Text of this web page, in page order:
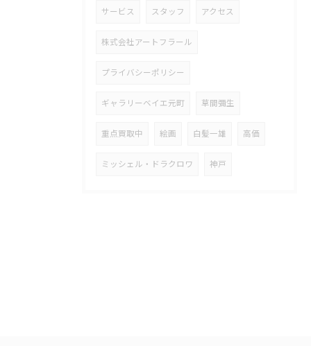
サービス スタッフ アクセス
株式会社アートフラール
プライバシーポリシー
ギャラリーベイエ元町 草間彌生
重点買取中 絵画 白髪一雄 高価
ミッシェル・ドラクロワ 神戸